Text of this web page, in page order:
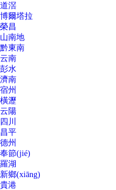
道滘
博爾塔拉
榮昌
山南地
黔東南
云南
彭水
濟南
宿州
橫瀝
云陽
四川
昌平
德州
奉節(jié)
羅湖
新鄉(xiāng)
貴港